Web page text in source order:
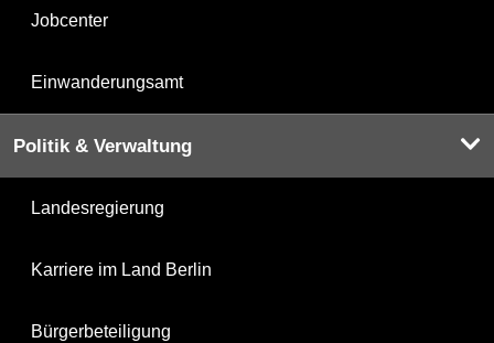
Jobcenter
Einwanderungsamt
Politik & Verwaltung
Landesregierung
Karriere im Land Berlin
Bürgerbeteiligung